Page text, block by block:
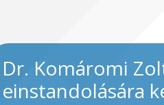
Dr. Komáromi
einstandolására